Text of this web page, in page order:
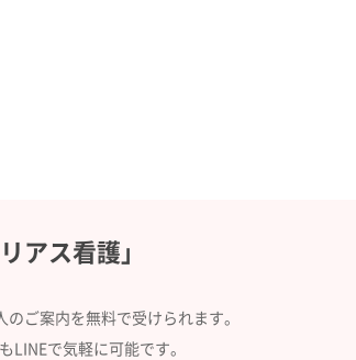
リアス看護」
のご案内を無料で受けられます。
LINEで気軽に可能です。